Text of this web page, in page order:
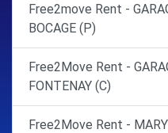
Free2move Rent -
BOCAGE (P)
Free2Move Rent -
FONTENAY (C)
Free2Move Rent -